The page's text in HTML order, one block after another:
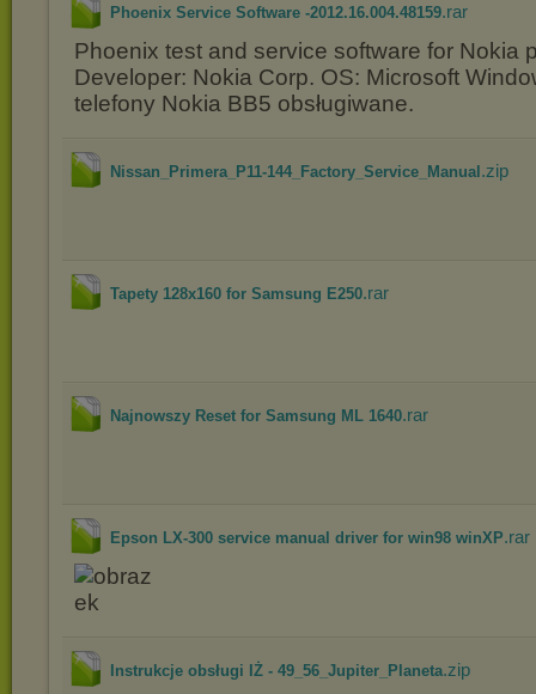
Phoenix Service Software -2012.16.004.48159.rar
Phoenix test and service software for Nokia
Developer: Nokia Corp. OS: Microsoft
telefony Nokia BB5 obsługiwane.
Nissan_Primera_P11-144_Factory_Service_Manual .zip
Tapety 128x160 for Samsung E250.rar
Najnowszy Reset for Samsung ML 1640.rar
Epson LX-300 service manual driver for win98 winXP.rar
Instrukcje obsługi IŻ - 49_56_Jupiter_Planeta.zip